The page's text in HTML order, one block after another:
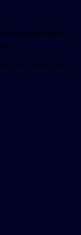
ebben a
hogy adatait ezen